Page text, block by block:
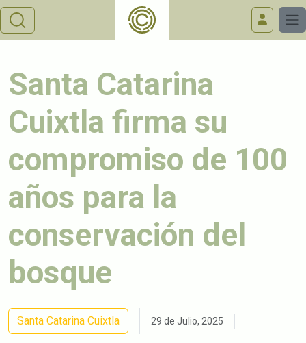
Santa Catarina
Cuixtla firma su
compromiso de 100
años para la
conservación del
bosque
Santa Catarina Cuixtla 29 de Julio, 2025